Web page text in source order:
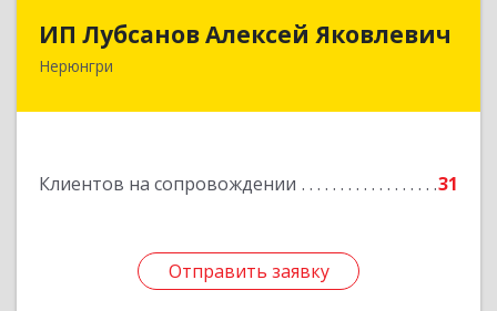
ИП Лубсанов Алексей Яковлевич
Нерюнгри
Клиентов на сопровождении 31
Отправить заявку
ИП Лубсанов Алексей Яковлевич
675002, Амурская область, г. Благовещенск, ул.
Отправить заявку